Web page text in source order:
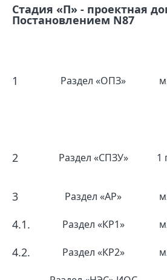
Стадия «П» - проектная
Постановлением N87
1 Раздел «ОПЗ»
2 Раздел «СПЗУ» 1
3 Раздел «АР»
4.1. Раздел «КР1»
4.2. Раздел «КР2»